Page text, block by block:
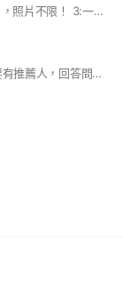
1:名字加上區域碼！ 2:使用自己拍的照片，照片不限！ 3:一般稱為西螺公園是哪裡？ PS:區域碼打再名字哪裡很多人打再答案區只會被退申請🙄️ 上面1跟2只要一種沒有設定好 3沒有正確回答 就會退你的申請 再次申請只要符合設定跟答案 就會讓你通過申請加入社群 歡迎大家多多利用群組，分享路況，討論業界資訊，互相交流。 申請被駁回，基本沒有按照要求設定，請好好看清楚要求設定完成然後申請！
這裡是運轉手路況分享互助平台，加入要有推薦人，回答問題請打上他在社群的名稱